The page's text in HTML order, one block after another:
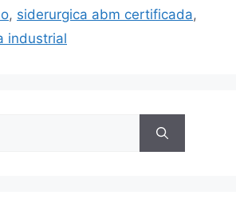
, siderurgica abm certificada,
industrial